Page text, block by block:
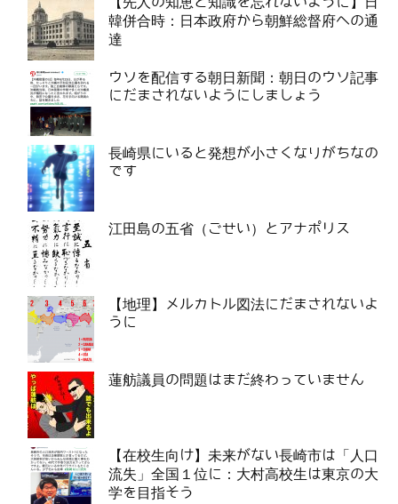
韓併合時：日本政府から朝鮮総督府への通
達
ウソを配信する朝日新聞：朝日のウソ記事
にだまされないようにしましょう
長崎県にいると発想が小さくなりがちなの
です
江田島の五省（ごせい）とアナポリス
【地理】メルカトル図法にだまされないよ
うに
蓮舫議員の問題はまだ終わっていません
【在校生向け】未来がない長崎市は「人口
流失」全国１位に：大村高校生は東京の大
学を目指そう